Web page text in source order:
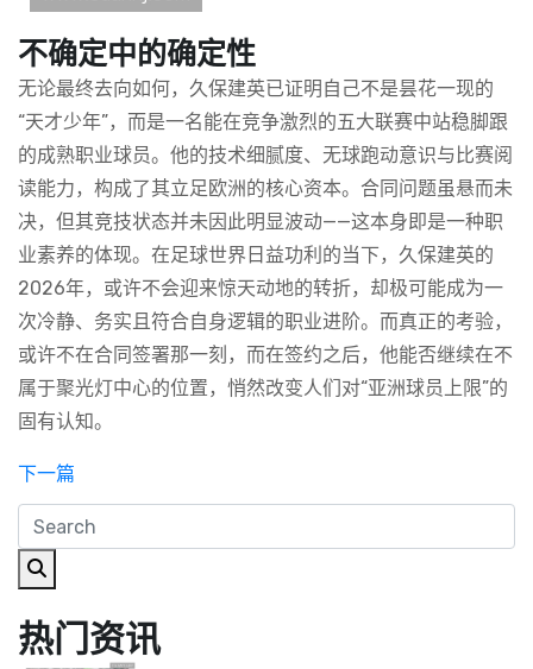
不确定中的确定性
无论最终去向如何，久保建英已证明自己不是昙花一现的
“天才少年”，而是一名能在竞争激烈的五大联赛中站稳脚跟
的成熟职业球员。他的技术细腻度、无球跑动意识与比赛阅
读能力，构成了其立足欧洲的核心资本。合同问题虽悬而未
决，但其竞技状态并未因此明显波动——这本身即是一种职
业素养的体现。在足球世界日益功利的当下，久保建英的
2026年，或许不会迎来惊天动地的转折，却极可能成为一
次冷静、务实且符合自身逻辑的职业进阶。而真正的考验，
或许不在合同签署那一刻，而在签约之后，他能否继续在不
属于聚光灯中心的位置，悄然改变人们对“亚洲球员上限”的
固有认知。
下一篇
热门资讯